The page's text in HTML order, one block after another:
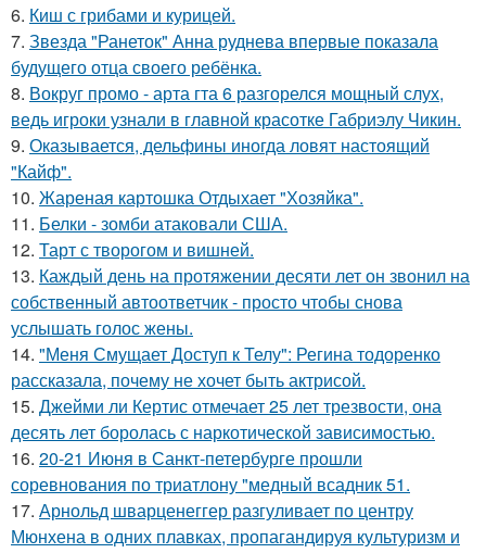
6. Киш с грибами и курицей.
7. Звезда "Ранеток" Анна руднева впервые показала
будущего отца своего ребёнка.
8. Вокруг промо - арта гта 6 разгорелся мощный слух,
ведь игроки узнали в главной красотке Габриэлу Чикин.
9. Оказывается, дельфины иногда ловят настоящий
"Кайф".
10. Жареная картошка Отдыхает "Хозяйка".
11. Белки - зомби атаковали США.
12. Тарт с творогом и вишней.
13. Каждый день на протяжении десяти лет он звонил на
собственный автоответчик - просто чтобы снова
услышать голос жены.
14. "Меня Смущает Доступ к Телу": Регина тодоренко
рассказала, почему не хочет быть актрисой.
15. Джейми ли Кертис отмечает 25 лет трезвости, она
десять лет боролась с наркотической зависимостью.
16. 20-21 Июня в Санкт-петербурге прошли
соревнования по триатлону "медный всадник 51.
17. Арнольд шварценеггер разгуливает по центру
Мюнхена в одних плавках, пропагандируя культуризм и